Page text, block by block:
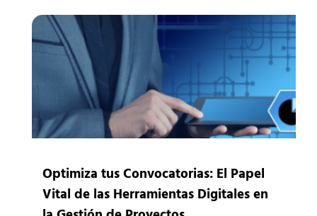
Optimiza tus Convocatorias: El Papel
Vital de las Herramientas Digitales en